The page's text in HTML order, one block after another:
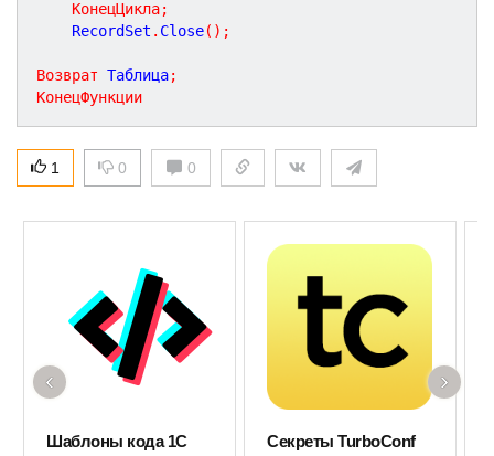
КонецЦикла;
	RecordSet
. Close( ) ;
Возврат Таблица;
КонецФункции
1 0 0
Шаблоны кода 1С Секреты TurboConf
‹ ›